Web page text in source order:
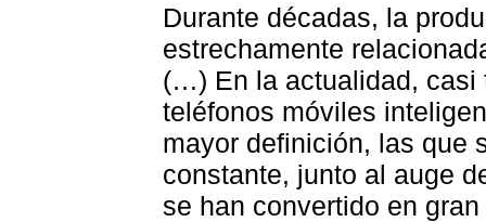
Durante décadas, la
estrechamente
(…) En la actualidad, casi
teléfonos móviles
mayor definición, las que
constante, junto al auge
se han convertido en